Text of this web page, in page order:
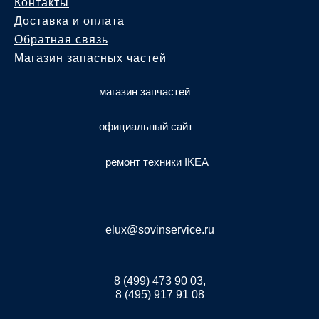
Доставка и оплата
Обратная связь
Магазин запасных частей
магазин запчастей
официальный сайт
ремонт техники IKEA
elux@sovinservice.ru
8 (499) 473 90 03,
8 (495) 917 91 08